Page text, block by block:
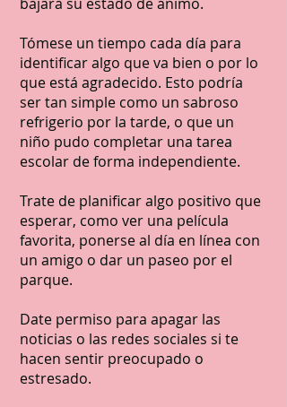
Tómese un tiempo cada día para
identificar algo que va bien o por lo
que está agradecido. Esto podría
ser tan simple como un sabroso
refrigerio por la tarde, o que un
niño pudo completar una tarea
escolar de forma independiente.
Trate de planificar algo positivo que
esperar, como ver una película
favorita, ponerse al día en línea con
un amigo o dar un paseo por el
parque.
Date permiso para apagar las
noticias o las redes sociales si te
hacen sentir preocupado o
estresado.